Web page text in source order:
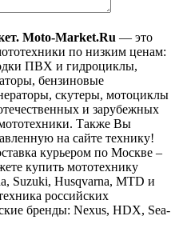
Moto-Market.Ru — это
по низким ценам:
ПВХ и гидроциклы,
бензиновые
скутеры, мотоциклы
и зарубежных
Также Вы
на сайте технику!
курьером по Москве –
купить мототехнику
Suzuki, Husqvarna, MTD и
российских
бренды: Nexus, HDX, Sea-